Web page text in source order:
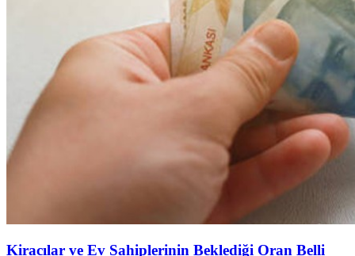
Kiracılar ve Ev Sahiplerinin Beklediği Oran Belli